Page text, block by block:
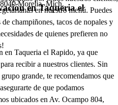
Morelia, Mich.
en nuestro menú. Puedes
champiñones, tacos de nopales y
de quienes prefieren no
en Taqueria el
en Taqueria el Rapido, ya que
recibir a nuestros clientes. Sin
grande, te recomendamos que
de que podamos
ubicados en Av. Ocampo 804,